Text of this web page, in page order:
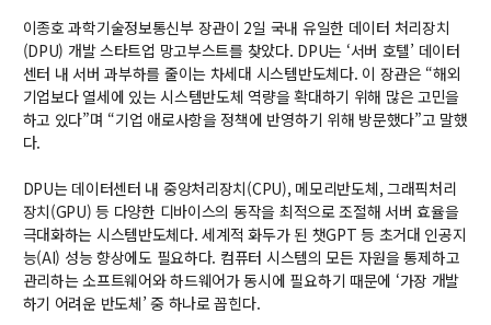
e-TEC Talks
전기정보세미나
교육
교과과정
교과목이수규정
대학원
교과과정
교과목이수규정
이종호 과학기술정보통신부 장관이 2일 국내 유일한 데이터 처리장치
(DPU) 개발 스타트업 망고부스트를 찾았다. DPU는 ‘서버 호텔’ 데이터
센터 내 서버 과부하를 줄이는 차세대 시스템반도체다. 이 장관은 “해외
기업보다 열세에 있는 시스템반도체 역량을 확대하기 위해 많은 고민을
하고 있다”며 “기업 애로사항을 정책에 반영하기 위해 방문했다”고 말했
다.
DPU는 데이터센터 내 중앙처리장치(CPU), 메모리반도체, 그래픽처리
장치(GPU) 등 다양한 디바이스의 동작을 최적으로 조절해 서버 효율을
극대화하는 시스템반도체다. 세계적 화두가 된 챗GPT 등 초거대 인공지
능(AI) 성능 향상에도 필요하다. 컴퓨터 시스템의 모든 자원을 통제하고
관리하는 소프트웨어와 하드웨어가 동시에 필요하기 때문에 ‘가장 개발
하기 어려운 반도체’ 중 하나로 꼽힌다.